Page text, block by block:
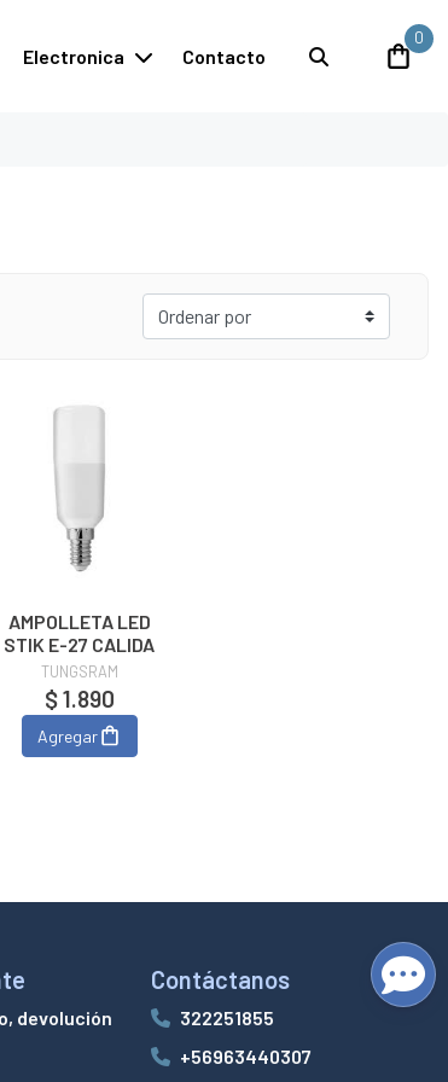
Electronica Contacto
0
AMPOLLETA LED
STIK E-27 CALIDA
TUNGSRAM
$ 1.890
Agregar
devolución
Contáctanos
322251855
+56963440307